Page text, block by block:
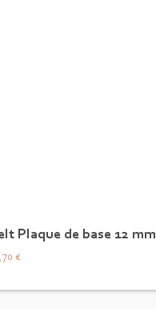
Plaque de base 12 mm
€